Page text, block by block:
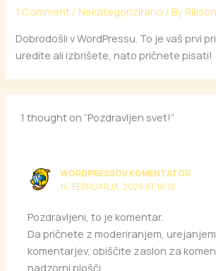
1 Comment / Nekategorizirano / By Rikson
Dobrodošli v WordPressu. To je vaš prvi
uredite ali izbrišete, nato pričnete pisati!
1 thought on “Pozdravljen svet!”
WORDPRESSOV KOMENTATOR
14. FEBRUARJA, 2026 AT 16:18
Pozdravljeni, to je komentar.
Da pričnete z moderiranjem,
komentarjev, obiščite zaslon za
nadzorni plošči.